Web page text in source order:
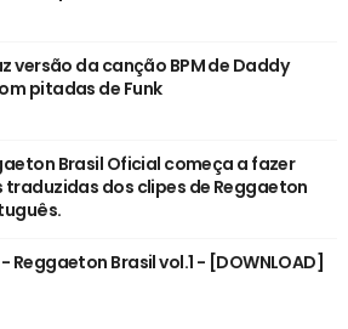
versão da canção BPM de Daddy
pitadas de Funk
Brasil Oficial começa a fazer
traduzidas dos clipes de Reggaeton
- Reggaeton Brasil vol.1 - [DOWNLOAD]